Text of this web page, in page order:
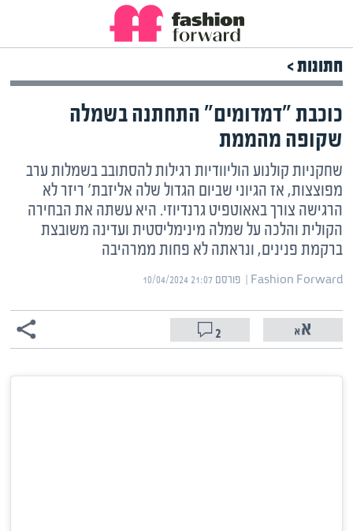
חתונות >
כוכבת "דמדומים" התחתנה בשמלה
שקופה מהממת
שחקניות קולנוע הוליוודיות רגילות להסתובב בשמלות ערב
מפוצצות, אז הגיוני שביום הגדול שלה אליזבת' ריזר לא
הרגישה צורך באאוטפיט גרנדיוזי. היא עשתה את הבחירה
הקולית והלכה על שמלה מינימליסטית ועדינה משובצת
ברקמת פנינים, ונראתה לא פחות ממרהיבה
Fashion Forward | ‏ פורסם ‎10/04/2024 21:07
2